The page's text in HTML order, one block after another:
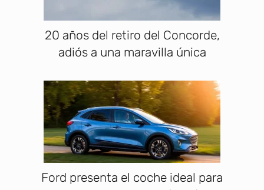
20 años del retiro del Concorde,
adiós a una maravilla única
Ford presenta el coche ideal para